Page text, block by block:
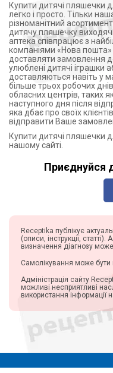
Купити дитячі пляшечки
легко і просто. Тільки
різноманітний
дитячу пляшечку
аптека співпрацює з
компаніями «Нова
доставляти замовлення
улюблені дитячі іграшки
доставляються навіть у
більше трьох робочих
обласних центрів, таких
наступного дня після
яка дбає про своїх
відправити Ваше
Купити дитячі пляшечки
нашому сайті.
Приєднуйся
Receptika публікує
(описи, інструкції,
визначення діагнозу
Самолікування може
Адміністрація сайту
можливі несприятливі
використання інформації